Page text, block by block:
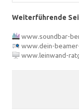
Weiterführende
www.soundbar-
www.dein-
www.leinwand-